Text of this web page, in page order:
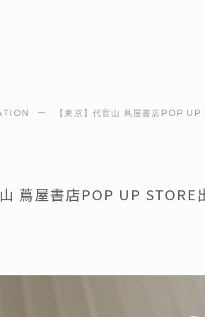
ー 【東京】代官山 蔦屋書店POP
山 蔦屋書店POP UP STORE